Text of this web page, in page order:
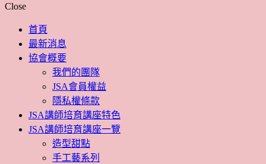
CloseSkip
content
首頁
最新消息
協會概要
我們的團隊
JSA會員權益
隱私權條款
JSA講師培育講座特色
JSA講師培育講座一覽
造型甜點
手工藝系列